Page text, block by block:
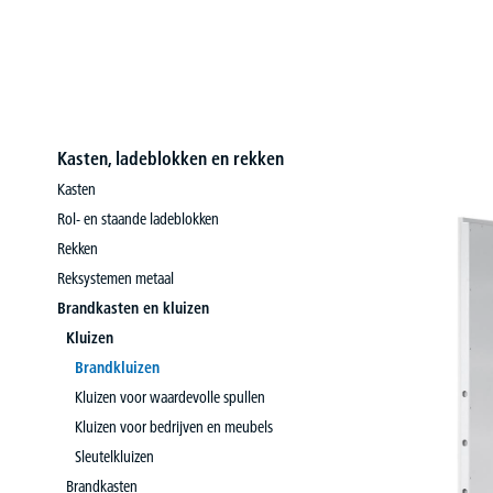
Kasten, ladeblokken en rekken
Kasten
Rol- en staande ladeblokken
Rekken
Reksystemen metaal
Brandkasten en kluizen
Kluizen
Brandkluizen
Kluizen voor waardevolle spullen
Kluizen voor bedrijven en meubels
Sleutelkluizen
Brandkasten